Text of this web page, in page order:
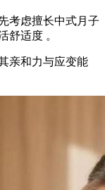
考虑擅长中式月子
舒适度 。
亲和力与应变能